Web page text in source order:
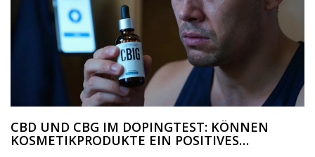
CBD UND CBG IM DOPINGTEST: KÖNNEN
KOSMETIKPRODUKTE EIN POSITIVES